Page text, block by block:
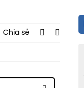
Chia sẻ